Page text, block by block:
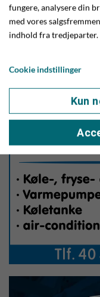
Heidi.
Spændende initiativ
landsbykræmmer/
fungere, analysere din
med vores
indhold fra tredjeparter.
Cookie indstillinger
Kun